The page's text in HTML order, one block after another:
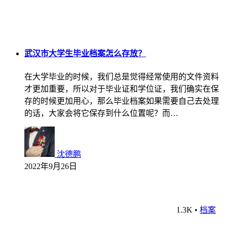
武汉市大学生毕业档案怎么存放？
在大学毕业的时候，我们总是觉得经常使用的文件资料
才更加重要，所以对于毕业证和学位证，我们确实在保
存的时候更加用心，那么毕业档案如果需要自己去处理
的话，大家会将它保存到什么位置呢？而…
沈德鹏
2022年9月26日
1.3K • 档案